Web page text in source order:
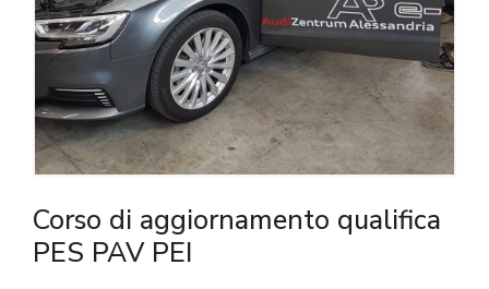
Corso di aggiornamento qualifica
PES PAV PEI